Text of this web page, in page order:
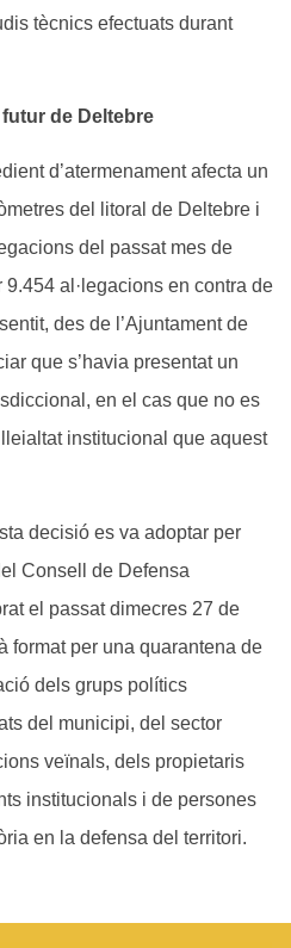
tècnics efectuats durant
de Deltebre
d’atermenament afecta un
del litoral de Deltebre i
del passat mes de
9.454 al·legacions en contra de
des de l’Ajuntament de
que s’havia presentat un
en el cas que no es
institucional que aquest
decisió es va adoptar per
Consell de Defensa
el passat dimecres 27 de
format per una quarantena de
dels grups polítics
del municipi, del sector
veïnals, dels propietaris
institucionals i de persones
en la defensa del territori.